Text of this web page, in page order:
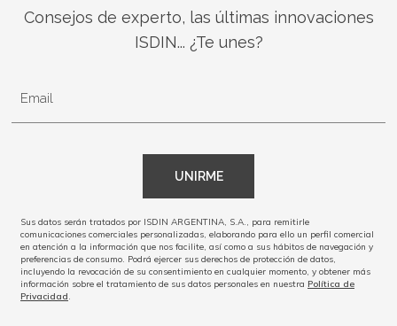
Consejos de experto, las últimas innovaciones
ISDIN... ¿Te unes?
Email
UNIRME
Sus datos serán tratados por ISDIN ARGENTINA, S.A., para remitirle
comunicaciones comerciales personalizadas, elaborando para ello un perfil comercial
en atención a la información que nos facilite, así como a sus hábitos de navegación y
preferencias de consumo. Podrá ejercer sus derechos de protección de datos,
incluyendo la revocación de su consentimiento en cualquier momento, y obtener más
información sobre el tratamiento de sus datos personales en nuestra Política de
Privacidad